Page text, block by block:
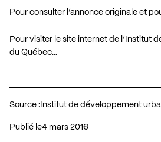
Pour consulter l’annonce originale et
Pour visiter le site internet de l’Institut
du Québec…
Source : Institut de développement
Publié le 4 mars 2016